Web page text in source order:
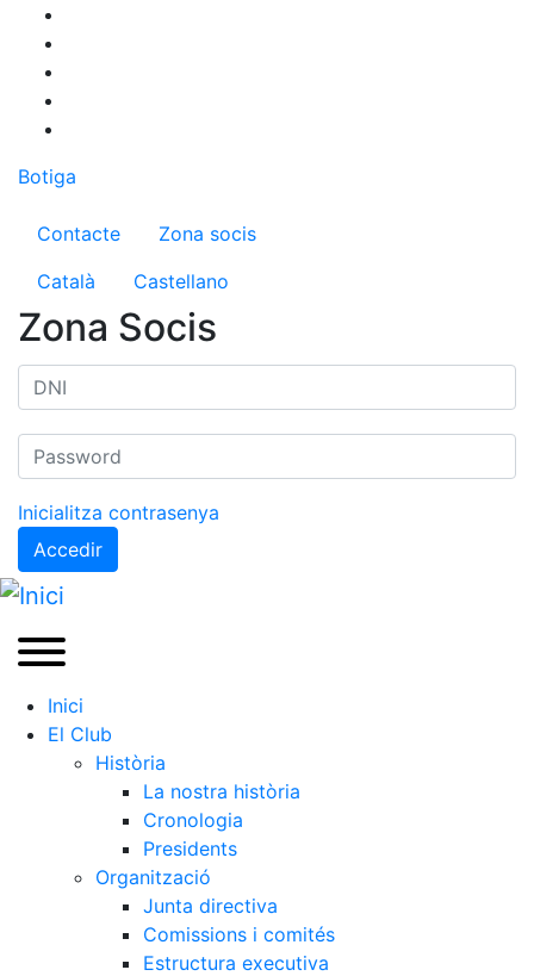
contingut
Botiga
Menú del compte d'usuari
Contacte
Zona socis
Català
Castellano
Zona Socis
Inicialitza contrasenya
Accedir
Inici
El Club
Història
La nostra història
Cronologia
Presidents
Organització
Junta directiva
Comissions i comités
Estructura executiva